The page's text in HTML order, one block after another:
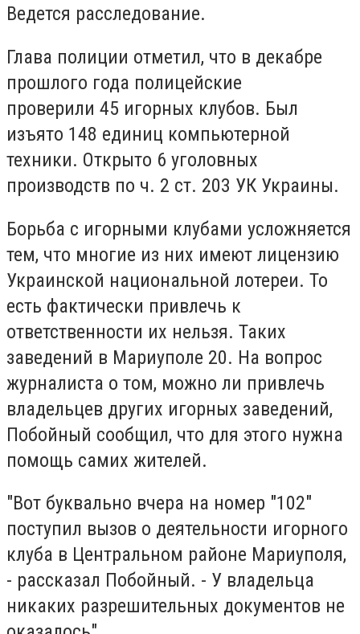
Ведется расследование.
Глава полиции отметил, что в декабре
прошлого года полицейские
проверили 45 игорных клубов. Был
изъято 148 единиц компьютерной
техники. Открыто 6 уголовных
производств по ч. 2 ст. 203 УК Украины.
Борьба с игорными клубами усложняется
тем, что многие из них имеют лицензию
Украинской национальной лотереи. То
есть фактически привлечь к
ответственности их нельзя. Таких
заведений в Мариуполе 20. На вопрос
журналиста о том, можно ли привлечь
владельцев других игорных заведений,
Побойный сообщил, что для этого нужна
помощь самих жителей.
"Вот буквально вчера на номер "102"
поступил вызов о деятельности игорного
клуба в Центральном районе Мариуполя,
- рассказал Побойный. - У владельца
никаких разрешительных документов не